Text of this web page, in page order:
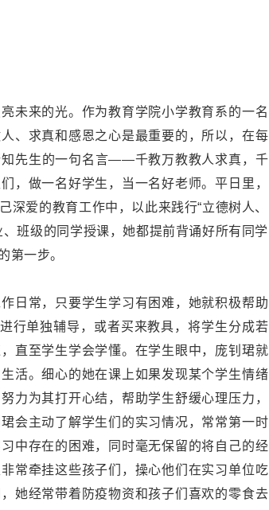
未来的光。作为教育学院小学教育系的一名
、求真和感恩之心是最重要的，所以，在每
先生的一句名言——千教万教教人求真，千
，做一名好学生，当一名好老师。平日里，
爱的教育工作中，以此来践行“立德树人、
班级的同学授课，她都提前背诵好所有同学
第一步。
日常，只要学生学习有困难，她就积极帮助
行单独辅导，或者买来教具，将学生分成若
直至学生学会学懂。在学生眼中，庞钊珺就
活。细心的她在课上如果发现某个学生情绪
力为其打开心结，帮助学生舒缓心理压力，
会主动了解学生们的实习情况，常常第一时
中存在的困难，同时毫无保留的将自己的经
常牵挂这些孩子们，操心他们在实习单位吃
她经常带着防疫物资和孩子们喜欢的零食去